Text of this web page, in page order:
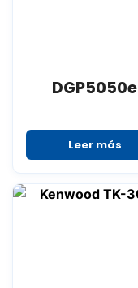
DGP5050e
Leer más